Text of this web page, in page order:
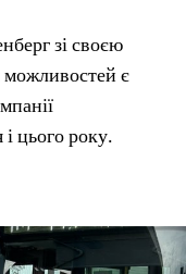
зі своєю
є
цього року.